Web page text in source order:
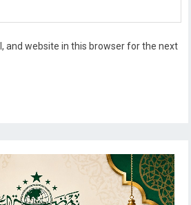
and website in this browser for the next